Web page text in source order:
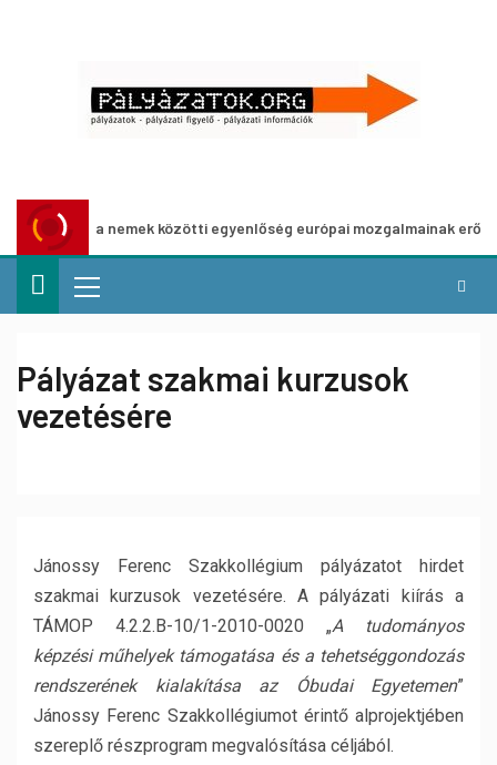
a nemek közötti egyenlőség európai mozgalmainak erősítésére
Pályázat szakmai kurzusok
vezetésére
Jánossy Ferenc Szakkollégium pályázatot hirdet
szakmai kurzusok vezetésére. A pályázati kiírás a
TÁMOP 4.2.2.B-10/1-2010-0020 „A tudományos
képzési műhelyek támogatása és a tehetséggondozás
rendszerének kialakítása az Óbudai Egyetemen”
Jánossy Ferenc Szakkollégiumot érintő alprojektjében
szereplő részprogram megvalósítása céljából.